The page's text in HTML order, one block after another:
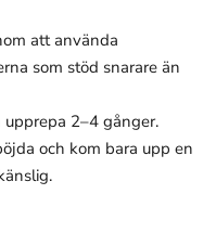
att använda
som stöd snarare än
2–4 gånger.
och kom bara upp en